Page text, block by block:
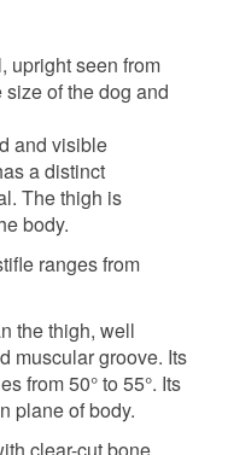
upright seen from
of the dog and
and visible
a distinct
The thigh is
body.
ranges from
the thigh, well
muscular groove. Its
from 50° to 55°. Its
plane of body.